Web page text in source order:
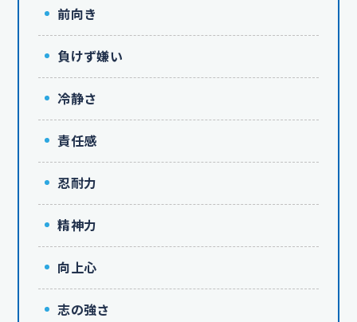
前向き
負けず嫌い
冷静さ
責任感
忍耐力
精神力
向上心
志の強さ